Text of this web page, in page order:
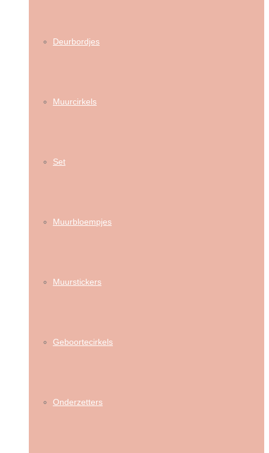
Deurbordjes
Muurcirkels
Set
Muurbloempjes
Muurstickers
Geboortecirkels
Onderzetters